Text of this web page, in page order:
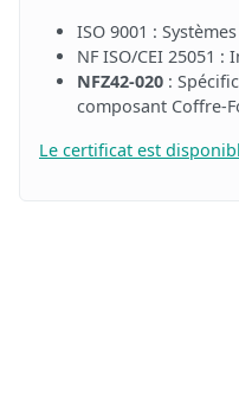
ISO 9001 :
NF ISO/CEI 25051
NFZ42-020 :
composant Coffre-
Le certificat est